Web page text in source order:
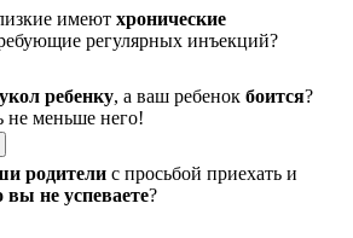
имеют хронические
регулярных инъекций?
укол ребенку, а ваш ребенок боится?
не меньше него!
родители с просьбой приехать и
вы не успеваете?